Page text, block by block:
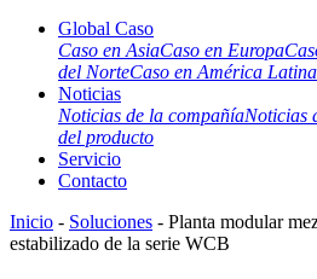
Global Caso
Caso en AsiaCaso en Europa
del NorteCaso en América Latina
Noticias
Noticias de la compañíaNoticias
del producto
Servicio
Contacto
Inicio - Soluciones - Planta modular
estabilizado de la serie WCB